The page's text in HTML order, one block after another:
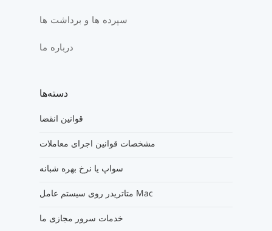
سپرده ها و برداشت ها
درباره ما
دسته‌ها
قوانین انقضا
مشخصات قوانین اجرای معاملات
سواپ یا نرخ بهره شبانه
متاتریدر روی سیستم عامل Mac
خدمات سرور مجازی ما